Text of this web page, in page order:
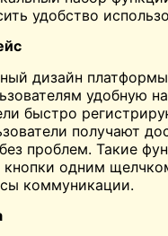
удобство
дизайн платформы
удобную
быстро
получают
проблем. Такие
кнопки одним
коммуникации.